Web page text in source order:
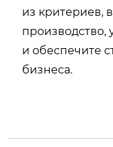
из критериев,
производство,
и обеспечите
бизнеса.